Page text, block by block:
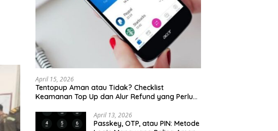
April 15, 2026
Tentopup Aman atau Tidak? Checklist
Keamanan Top Up dan Alur Refund yang Perlu
April 13, 2026
Passkey, OTP, atau PIN: Metode